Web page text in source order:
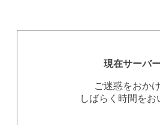
現在サーバ
ご迷惑をおか
しばらく時間を